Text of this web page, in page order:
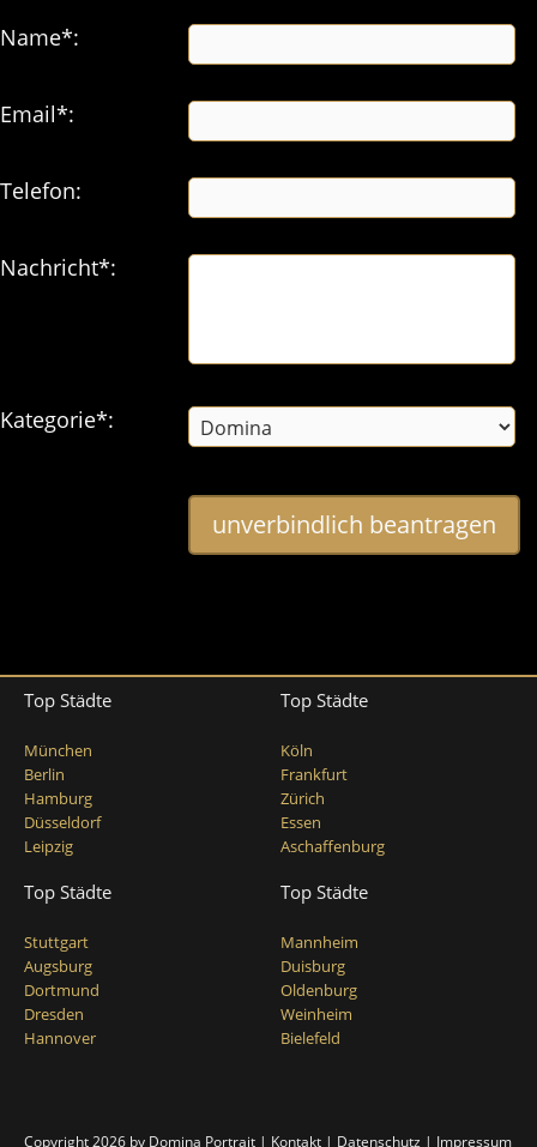
Name*:
Email*:
Telefon:
Nachricht*:
Kategorie*:
unverbindlich beantragen
Top Städte
München
Berlin
Hamburg
Düsseldorf
Leipzig
Top Städte
Köln
Frankfurt
Zürich
Essen
Aschaffenburg
Top Städte
Stuttgart
Augsburg
Dortmund
Dresden
Hannover
Top Städte
Mannheim
Duisburg
Oldenburg
Weinheim
Bielefeld
Copyright 2026 by Domina Portrait | Kontakt | Datenschutz | Impressum